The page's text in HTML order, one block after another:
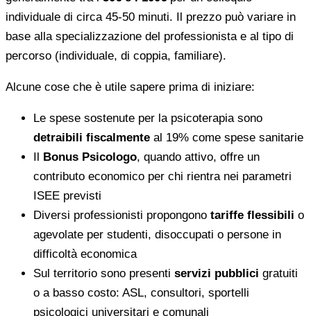
individuale di circa 45-50 minuti. Il prezzo può variare in
base alla specializzazione del professionista e al tipo di
percorso (individuale, di coppia, familiare).
Alcune cose che è utile sapere prima di iniziare:
Le spese sostenute per la psicoterapia sono
detraibili fiscalmente al 19% come spese sanitarie
Il Bonus Psicologo, quando attivo, offre un
contributo economico per chi rientra nei parametri
ISEE previsti
Diversi professionisti propongono tariffe flessibili o
agevolate per studenti, disoccupati o persone in
difficoltà economica
Sul territorio sono presenti servizi pubblici gratuiti
o a basso costo: ASL, consultori, sportelli
psicologici universitari e comunali